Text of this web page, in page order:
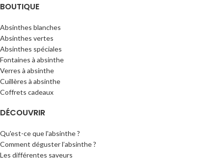
BOUTIQUE
Absinthes blanches
Absinthes vertes
Absinthes spéciales
Fontaines à absinthe
Verres à absinthe
Cuillères à absinthe
Coffrets cadeaux
DÉCOUVRIR
Qu'est-ce que l'absinthe ?
Comment déguster l’absinthe ?
Les différentes saveurs